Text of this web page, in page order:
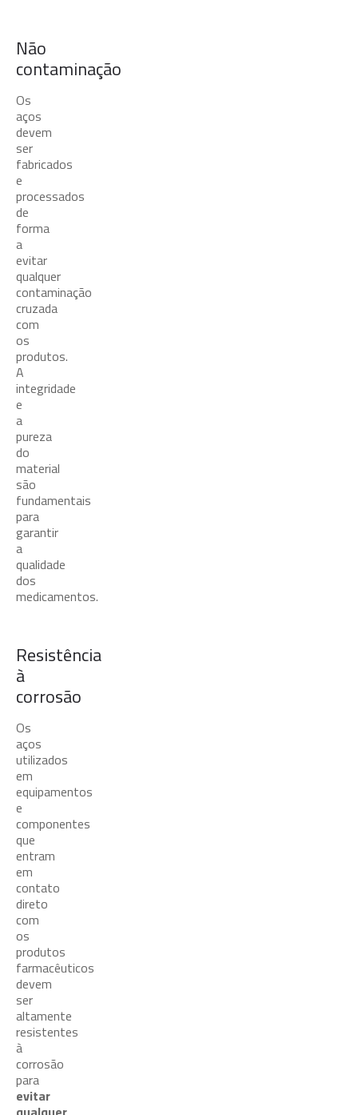
Não
contaminação
Os
aços
devem
ser
fabricados
e
processados
de
forma
a
evitar
qualquer
contaminação
cruzada
com
os
produtos.
A
integridade
e
a
pureza
do
material
são
fundamentais
para
garantir
a
qualidade
dos
medicamentos.
Resistência
à
corrosão
Os
aços
utilizados
em
equipamentos
e
componentes
que
entram
em
contato
direto
com
os
produtos
farmacêuticos
devem
ser
altamente
resistentes
à
corrosão
para
evitar